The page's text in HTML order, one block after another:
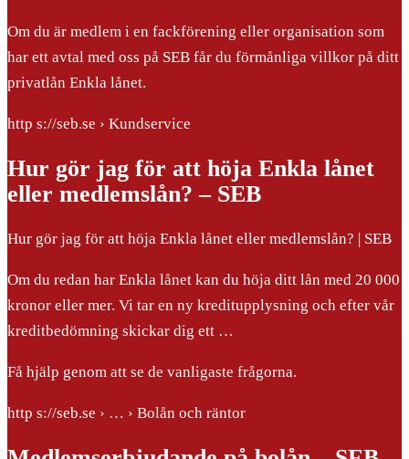
Om du är medlem i en fackförening eller organisation som
har ett avtal med oss på SEB får du förmånliga villkor på ditt
privatlån Enkla lånet.
http s://seb.se › Kundservice
Hur gör jag för att höja Enkla lånet
eller medlemslån? – SEB
Hur gör jag för att höja Enkla lånet eller medlemslån? | SEB
Om du redan har Enkla lånet kan du höja ditt lån med 20 000
kronor eller mer. Vi tar en ny kreditupplysning och efter vår
kreditbedömning skickar dig ett …
Få hjälp genom att se de vanligaste frågorna.
http s://seb.se › … › Bolån och räntor